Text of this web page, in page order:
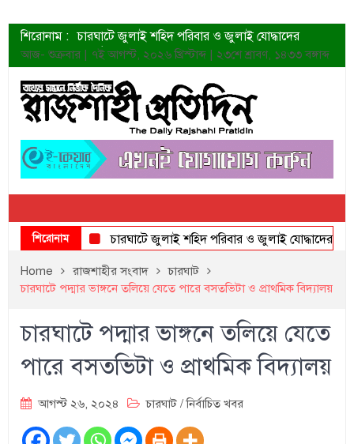
শিরোনাম : চারঘাটে জুলাই শহিদ পরিবার ও জুলাই যোদ্ধাদের
সংবর্ধনা
শহীদদের প্রত্যাশা এখনো পূরণ হয়নি: ডা. শফিকুর রহমান
ত্বক ভালো রাখতে যে ৫ কাজ করবেন
জুলাই স্মৃতি জাদুঘরের দুয়ার খুলেছে উদ্বোধন করলেন
প্রধানমন্ত্রী
শাহরুখের নতুন সিনেমার লুক
কোয়ার্টার ফাইনালে নেইমারের দুর্দান্ত অ্যাসিস্টে সান্তোস
ডেনিস লিয়ামিন রাশিয়ার ড্রোন বাহিনীর প্রধান হলেন
জুলাই শহিদদের আত্মত্যাগ জাতি চিরকাল শ্রদ্ধার সাথে
আজ- শুক্রবার | ৭ই আগস্ট, ২০২৬ খ্রিস্টাব্দ | ২৩শে শ্রাবণ, ১৪৩৩ বঙ্গাব্দ
শিরোনাম চারঘাটে জুলাই শহিদ পরিবার ও জুলাই যোদ্ধাদের সংবর্ধনা
Home রাজশাহীর সংবাদ
চারঘাট
চারঘাটে পদ্মার ভাঙ্গনে তলিয়ে যেতে পারে বসতভিটা ও প্রাথমিক বিদ্যালয়
চারঘাটে পদ্মার ভাঙ্গনে তলিয়ে যেতে
পারে বসতভিটা ও প্রাথমিক বিদ্যালয়
আগস্ট ২৬, ২০২৪ চারঘাট /নির্বাচিত খবর